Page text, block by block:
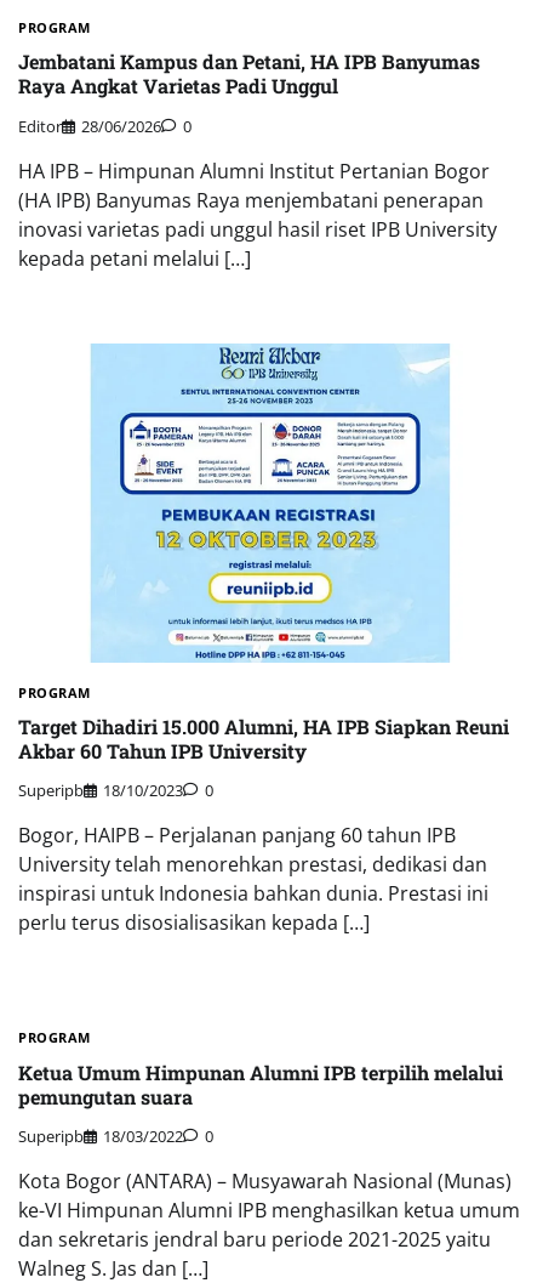
PROGRAM
Jembatani Kampus dan Petani, HA IPB Banyumas
Raya Angkat Varietas Padi Unggul
Editor 28/06/2026 0
HA IPB – Himpunan Alumni Institut Pertanian Bogor
(HA IPB) Banyumas Raya menjembatani penerapan
inovasi varietas padi unggul hasil riset IPB University
kepada petani melalui […]
PROGRAM
Target Dihadiri 15.000 Alumni, HA IPB Siapkan Reuni
Akbar 60 Tahun IPB University
Superipb 18/10/2023 0
Bogor, HAIPB – Perjalanan panjang 60 tahun IPB
University telah menorehkan prestasi, dedikasi dan
inspirasi untuk Indonesia bahkan dunia. Prestasi ini
perlu terus disosialisasikan kepada […]
PROGRAM
Ketua Umum Himpunan Alumni IPB terpilih melalui
pemungutan suara
Superipb 18/03/2022 0
Kota Bogor (ANTARA) – Musyawarah Nasional (Munas)
ke-VI Himpunan Alumni IPB menghasilkan ketua umum
dan sekretaris jendral baru periode 2021-2025 yaitu
Walneg S. Jas dan […]